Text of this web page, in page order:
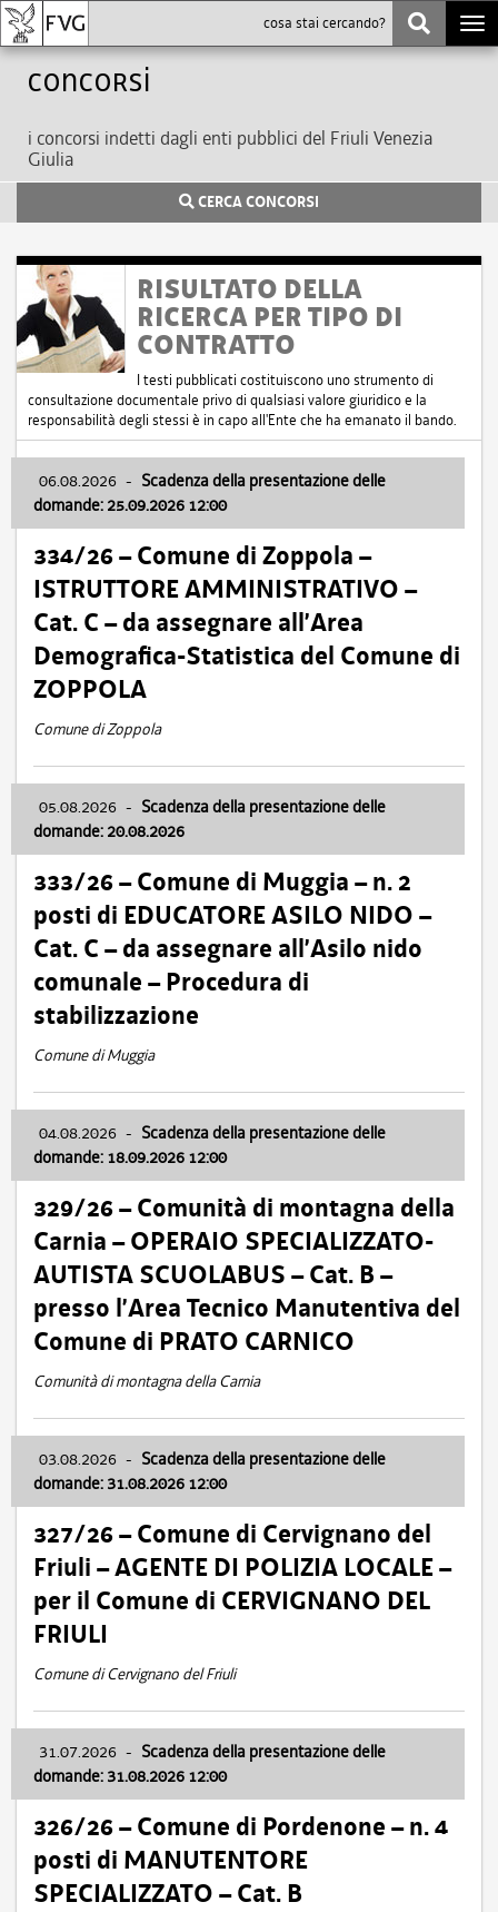
Concorsi
i concorsi indetti dagli enti pubblici del Friuli Venezia
Giulia
CERCA CONCORSI
RISULTATO DELLA
RICERCA PER TIPO DI
CONTRATTO
I testi pubblicati costituiscono uno strumento di
consultazione documentale privo di qualsiasi valore giuridico e la
responsabilità degli stessi è in capo all'Ente che ha emanato il bando.
06.08.2026 - Scadenza della presentazione delle
domande: 25.09.2026 12:00
334/26 – Comune di Zoppola –
ISTRUTTORE AMMINISTRATIVO –
Cat. C – da assegnare all’Area
Demografica-Statistica del Comune di
ZOPPOLA
Comune di Zoppola
05.08.2026 - Scadenza della presentazione delle
domande: 20.08.2026
333/26 – Comune di Muggia – n. 2
posti di EDUCATORE ASILO NIDO –
Cat. C – da assegnare all’Asilo nido
comunale – Procedura di
stabilizzazione
Comune di Muggia
04.08.2026 - Scadenza della presentazione delle
domande: 18.09.2026 12:00
329/26 – Comunità di montagna della
Carnia – OPERAIO SPECIALIZZATO-
AUTISTA SCUOLABUS – Cat. B –
presso l’Area Tecnico Manutentiva del
Comune di PRATO CARNICO
Comunità di montagna della Carnia
03.08.2026 - Scadenza della presentazione delle
domande: 31.08.2026 12:00
327/26 – Comune di Cervignano del
Friuli – AGENTE DI POLIZIA LOCALE –
per il Comune di CERVIGNANO DEL
FRIULI
Comune di Cervignano del Friuli
31.07.2026 - Scadenza della presentazione delle
domande: 31.08.2026 12:00
326/26 – Comune di Pordenone – n. 4
posti di MANUTENTORE
SPECIALIZZATO – Cat. B